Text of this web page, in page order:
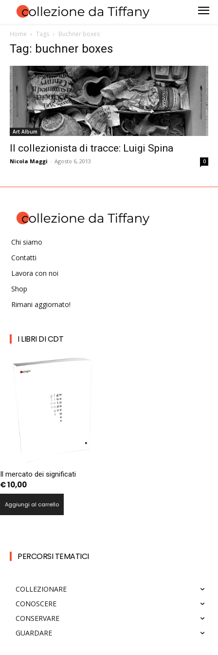
Home Tags Buchner boxes
Tag: buchner boxes
Art Album
Il collezionista di tracce: Luigi Spina
Nicola Maggi - Agosto 6, 2013 0
Chi siamo
Contatti
Lavora con noi
Shop
Rimani aggiornato!
I LIBRI DI CDT
Il mercato dei significati
€10,00
Aggiungi al carrello
PERCORSI TEMATICI
COLLEZIONARE
CONOSCERE
CONSERVARE
GUARDARE